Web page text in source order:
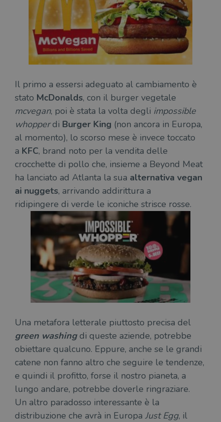
Il primo a essersi adeguato al cambiamento è
stato McDonalds, con il burger vegetale
mcvegan, poi è stata la volta degli impossible
whopperdi Burger King (non ancora in Europa,
al momento), lo scorso mese è invece toccato
a KFC, brand noto per la vendita delle
crocchette di pollo che, insieme a Beyond Meat
ha lanciato ad Atlanta la sua alternativa vegan
ai nuggets, arrivando addirittura a
ridipingere di verde le iconiche strisce rosse.
Una metafora letterale piuttosto precisa del
green washingdi queste aziende, potrebbe
obiettare qualcuno. Eppure, anche se le grandi
catene non fanno altro che seguire le tendenze,
e quindi il profitto, forse il nostro pianeta, a
lungo andare, potrebbe doverle ringraziare.
Un altro paradosso interessante è la
distribuzione che avrà in Europa Just Egg, il